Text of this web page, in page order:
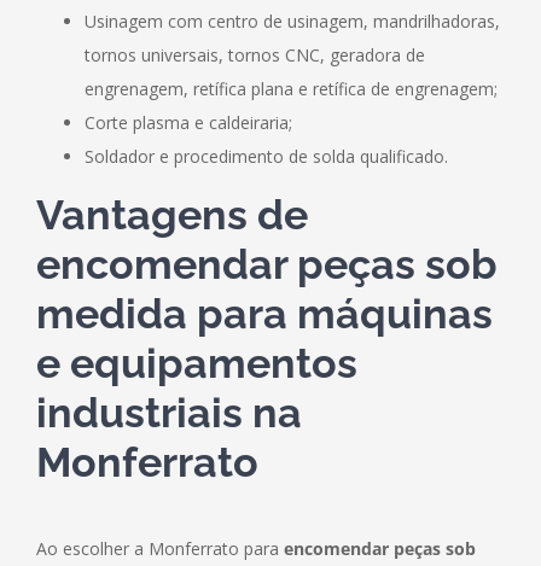
Usinagem com centro de usinagem, mandrilhadoras,
tornos universais, tornos CNC, geradora de
engrenagem, retífica plana e retífica de engrenagem;
Corte plasma e caldeiraria;
Soldador e procedimento de solda qualificado.
Vantagens de
encomendar peças sob
medida para máquinas
e equipamentos
industriais na
Monferrato
Ao escolher a Monferrato para encomendar peças sob